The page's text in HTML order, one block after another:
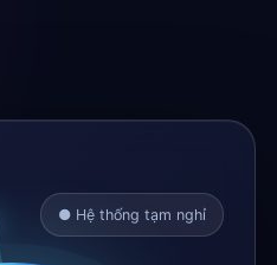
● Hệ thống tạm nghỉ